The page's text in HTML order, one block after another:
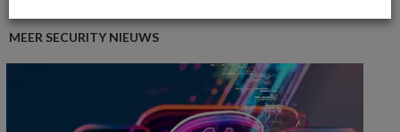
MEER SECURITY NIEUWS